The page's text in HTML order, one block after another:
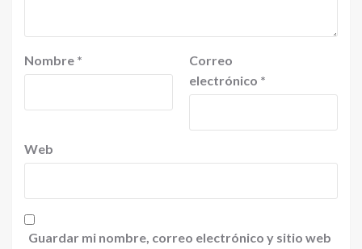
Nombre *
Correo
electrónico *
Web
Guardar mi nombre, correo electrónico y sitio web